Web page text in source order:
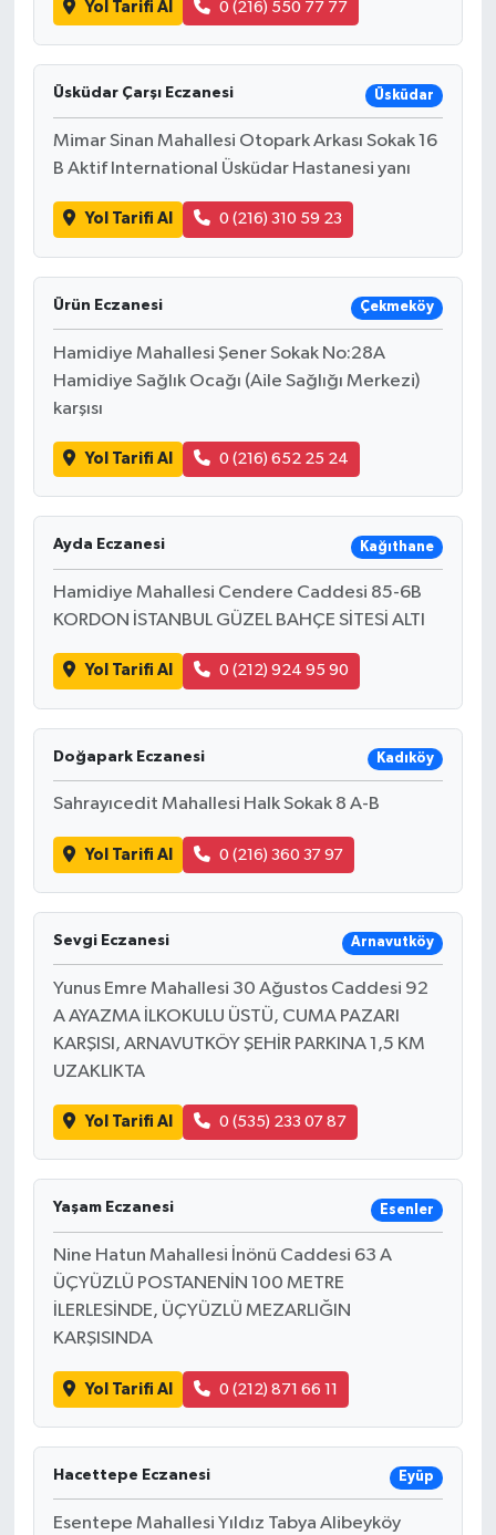
Yol Tarifi Al 0 (216) 550 77 77
Üsküdar Çarşı Eczanesi Üsküdar
Mimar Sinan Mahallesi Otopark Arkası Sokak 16
B Aktif International Üsküdar Hastanesi yanı
Yol Tarifi Al 0 (216) 310 59 23
Ürün Eczanesi Çekmeköy
Hamidiye Mahallesi Şener Sokak No:28A
Hamidiye Sağlık Ocağı (Aile Sağlığı Merkezi)
karşısı
Yol Tarifi Al 0 (216) 652 25 24
Ayda Eczanesi Kağıthane
Hamidiye Mahallesi Cendere Caddesi 85-6B
KORDON İSTANBUL GÜZEL BAHÇE SİTESİ ALTI
Yol Tarifi Al 0 (212) 924 95 90
Doğapark Eczanesi Kadıköy
Sahrayıcedit Mahallesi Halk Sokak 8 A-B
Yol Tarifi Al 0 (216) 360 37 97
Sevgi Eczanesi Arnavutköy
Yunus Emre Mahallesi 30 Ağustos Caddesi 92
A AYAZMA İLKOKULU ÜSTÜ, CUMA PAZARI
KARŞISI, ARNAVUTKÖY ŞEHİR PARKINA 1,5 KM
UZAKLIKTA
Yol Tarifi Al 0 (535) 233 07 87
Yaşam Eczanesi Esenler
Nine Hatun Mahallesi İnönü Caddesi 63 A
ÜÇYÜZLÜ POSTANENİN 100 METRE
İLERLESİNDE, ÜÇYÜZLÜ MEZARLIĞIN
KARŞISINDA
Yol Tarifi Al 0 (212) 871 66 11
Hacettepe Eczanesi Eyüp
Esentepe Mahallesi Yıldız Tabya Alibeyköy